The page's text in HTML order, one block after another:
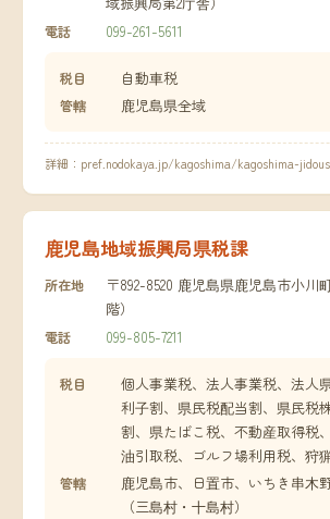
電話 099-261-5611
税目 自動車税
管轄 鹿児島県全域
詳細： pref.nodokaya.jp/kagoshima/kagoshima-
鹿児島地域振興局県税課
所在地
〒892-8520 鹿児島県鹿児島市小川
階）
電話 099-805-7211
税目
個人事業税、法人事業税、法人
利子割、県民税配当割、県民税
割、県たばこ税、不動産取得税
油引取税、ゴルフ場利用税、狩
管轄
鹿児島市、日置市、いちき串木
（三島村・十島村）